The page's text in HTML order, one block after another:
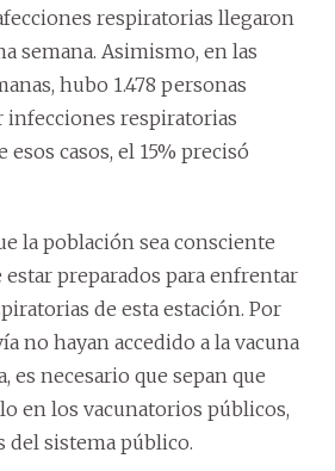
respiratorias llegaron
semana. Asimismo, en las
hubo 1.478 personas
infecciones respiratorias
esos casos, el 15% precisó
la población sea consciente
estar preparados para enfrentar
de esta estación. Por
no hayan accedido a la vacuna
es necesario que sepan que
en los vacunatorios públicos,
del sistema público.